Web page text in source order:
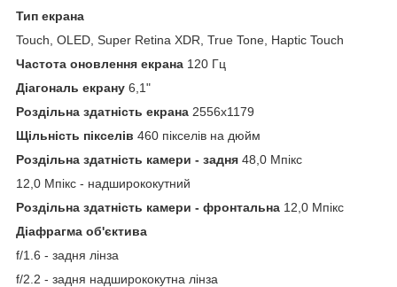
Тип екрана
Touch, OLED, Super Retina XDR, True Tone, Haptic Touch
Частота оновлення екрана 120 Гц
Діагональ екрану 6,1"
Роздільна здатність екрана 2556x1179
Щільність пікселів 460 пікселів на дюйм
Роздільна здатність камери - задня 48,0 Мпікс
12,0 Мпікс - надширококутний
Роздільна здатність камери - фронтальна 12,0 Мпікс
Діафрагма об'єктива
f/1.6 - задня лінза
f/2.2 - задня надширококутна лінза